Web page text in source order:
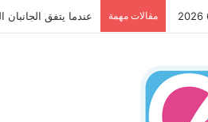
مقالات مهمة عندما يتفق الجانبان